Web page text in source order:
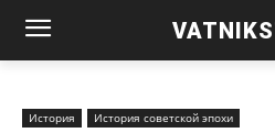
История История советской эпохи